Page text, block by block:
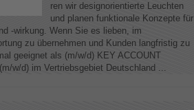
ren wir designorientierte Leuchten
und planen funktionale Konzepte für
-wirkung. Wenn Sie es lieben, im
zu übernehmen und Kunden langfristig zu
geeignet als (m/w/d) KEY ACCOUNT
w/d) im Vertriebsgebiet Deutschland ...